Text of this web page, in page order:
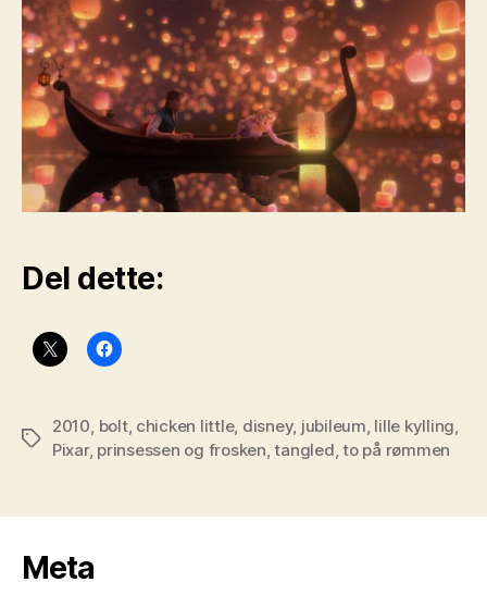
Del dette:
Stikkord
2010, bolt, chicken little, disney, jubileum, lille kylling,
Pixar, prinsessen og frosken,tangled,to på rømmen
Meta